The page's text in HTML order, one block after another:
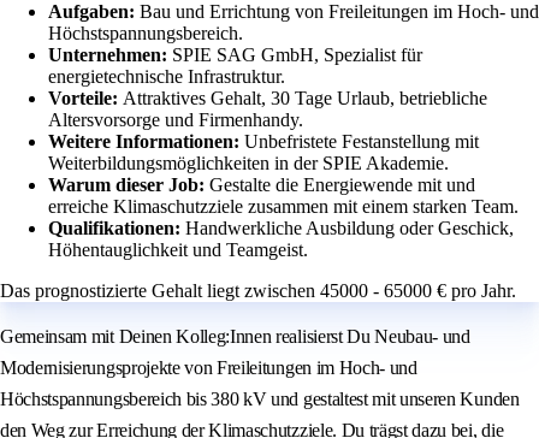
Aufgaben: Bau und Errichtung von Freileitungen im Hoch- und
Höchstspannungsbereich.
Unternehmen: SPIE SAG GmbH, Spezialist für
energietechnische Infrastruktur.
Vorteile: Attraktives Gehalt, 30 Tage Urlaub, betriebliche
Altersvorsorge und Firmenhandy.
Weitere Informationen: Unbefristete Festanstellung mit
Weiterbildungsmöglichkeiten in der SPIE Akademie.
Warum dieser Job: Gestalte die Energiewende mit und
erreiche Klimaschutzziele zusammen mit einem starken Team.
Qualifikationen: Handwerkliche Ausbildung oder Geschick,
Höhentauglichkeit und Teamgeist.
Das prognostizierte Gehalt liegt zwischen 45000 - 65000 € pro Jahr.
Gemeinsam mit Deinen Kolleg:Innen realisierst Du Neubau- und
Modernisierungsprojekte von Freileitungen im Hoch- und
Höchstspannungsbereich bis 380 kV und gestaltest mit unseren Kunden
den Weg zur Erreichung der Klimaschutzziele. Du trägst dazu bei, die